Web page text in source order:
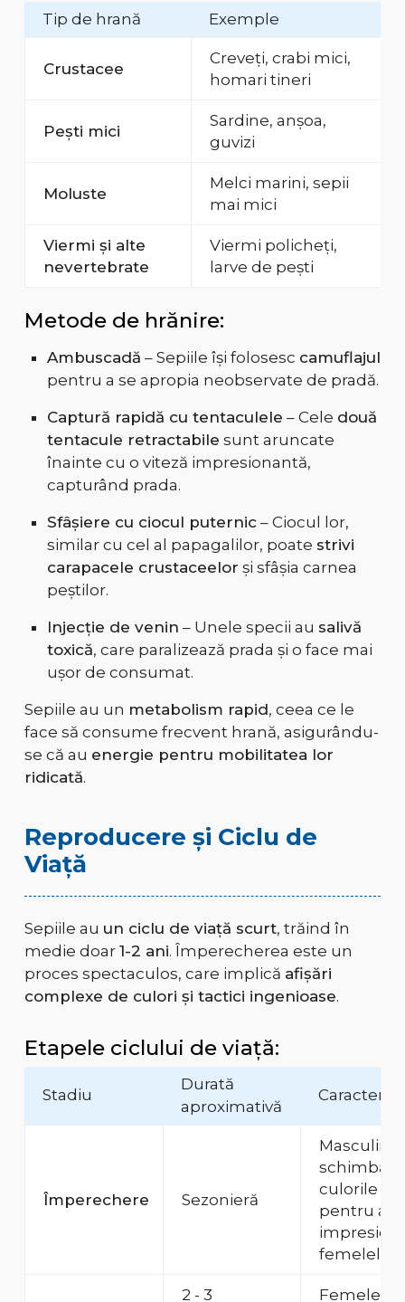
Tip de hrană Exemple
Crustacee
Creveți, crabi mici,
homari tineri
Pești mici
Sardine, anșoa,
guvizi
Moluste
Melci marini, sepii
mai mici
Viermi și alte
nevertebrate
Viermi policheți,
larve de pești
Metode de hrănire:
Ambuscadă – Sepiile își folosesc camuflajul
pentru a se apropia neobservate de pradă.
Captură rapidă cu tentaculele – Cele două
tentacule retractabile sunt aruncate
înainte cu o viteză impresionantă,
capturând prada.
Sfâșiere cu ciocul puternic– Ciocul lor,
similar cu cel al papagalilor, poate strivi
carapacele crustaceelor și sfâșia carnea
peștilor.
Injecție de venin – Unele specii au salivă
toxică, care paralizează prada și o face mai
ușor de consumat.
Sepiile au un metabolism rapid, ceea ce le
face să consume frecvent hrană, asigurându-
se că au energie pentru mobilitatea lor
ridicată.
Reproducere și Ciclu de
Viață
Sepiile au un ciclu de viață scurt, trăind în
medie doar 1-2 ani. Împerecherea este un
proces spectaculos, care implică afișări
complexe de culori și tactici ingenioase.
Etapele ciclului de viață:
Stadiu
Durată
aproximativă
Împerechere Sezonieră
Masculii își
schimbă
culorile
pentru a
femelele.
2 - 3
Femelele